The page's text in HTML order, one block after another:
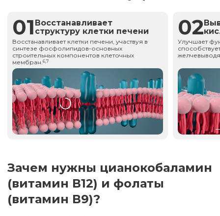
01 Восстанавливает
структуру клетки печени
Восстанавливает клетки печени, участвуя в
синтезе фосфолипидов-основных
строительных компонентов клеточных
мембран.6,7
02
Улучшает
Зачем нужны цианокобаламин
(витамин В12) и фолаты
(витамин В9)?